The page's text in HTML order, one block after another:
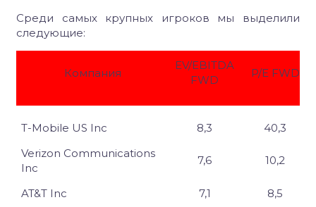
Среди самых крупных игроков мы выделили
следующие:
Компания
EV/EBITDA
FWD
P/E FWD
T-Mobile US Inc 8,3
40,3
Verizon Communications
Inc
7,6 10,2
AT&T Inc 7,1
8,5